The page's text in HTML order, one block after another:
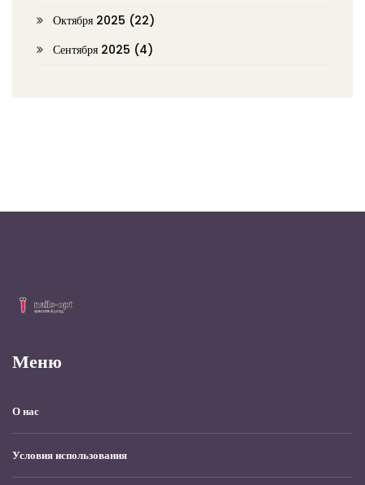
Октября 2025 (22)
Сентября 2025 (4)
Меню
О нас
Условия использования